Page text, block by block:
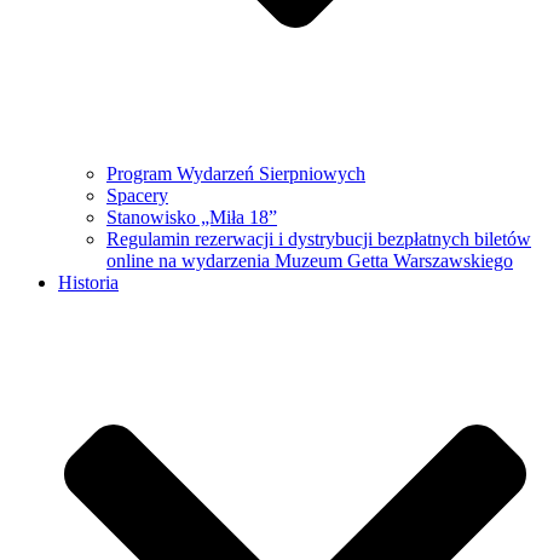
Program Wydarzeń Sierpniowych
Spacery
Stanowisko „Miła 18”
Regulamin rezerwacji i dystrybucji bezpłatnych biletów
online na wydarzenia Muzeum Getta Warszawskiego
Historia